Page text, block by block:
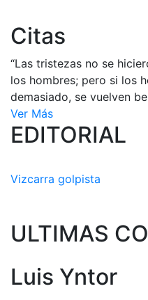
Citas
“Las tristezas no se
los hombres; pero si los
demasiado, se vuelven
Ver Más
EDITORIAL
Vizcarra golpista
ULTIMAS
Luis Yntor